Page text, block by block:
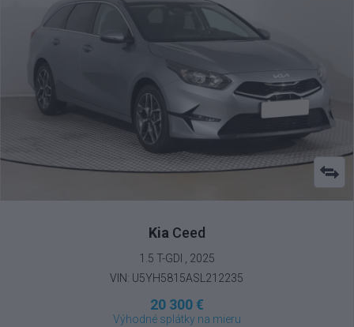
Kia Ceed
1.5 T-GDI , 2025
VIN: U5YH5815ASL212235
20 300 €
Výhodné splátky na mieru